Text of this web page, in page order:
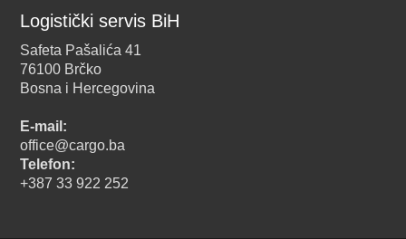
Logistički servis BiH
Safeta Pašalića 41
76100 Brčko
Bosna i Hercegovina
E-mail:
office@cargo.ba
Telefon:
+387 33 922 252